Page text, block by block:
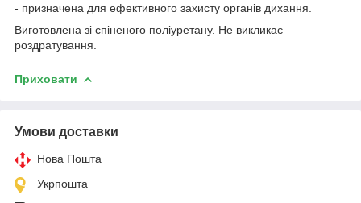
- призначена для ефективного захисту органів дихання.
Виготовлена зі спіненого поліуретану. Не викликає
роздратування.
Приховати
Умови доставки
Нова Пошта
Укрпошта